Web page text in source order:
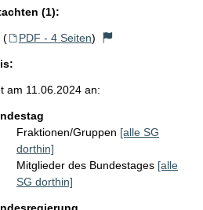
(1):
( PDF - 4 Seiten)
am 11.06.2024 an:
Fraktionen/Gruppen [alle SG
dorthin]
Mitglieder des Bundestages [alle
SG dorthin]